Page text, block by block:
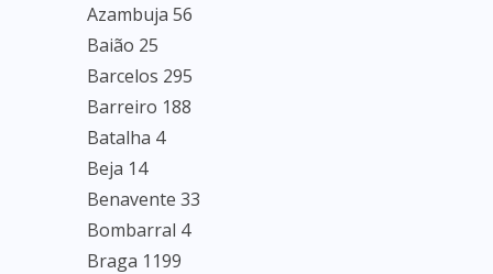
Azambuja 56
Baião 25
Barcelos 295
Barreiro 188
Batalha 4
Beja 14
Benavente 33
Bombarral 4
Braga 1199